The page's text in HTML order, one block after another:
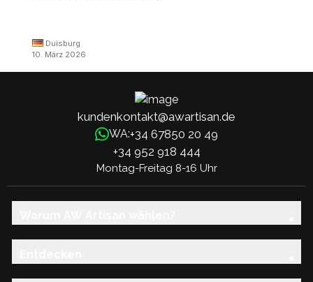
Duisburg
10. März 2026
kundenkontakt@awartisan.de
WA:+34 67850 20 49
+34 952 918 444
Montag-Freitag 8-16 Uhr